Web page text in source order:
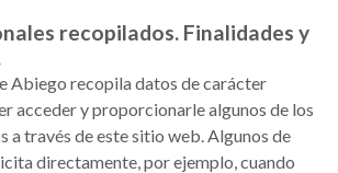
recopilados. Finalidades y
Abiego recopila datos de carácter
acceder y proporcionarle algunos de los
a través de este sitio web. Algunos de
directamente, por ejemplo, cuando